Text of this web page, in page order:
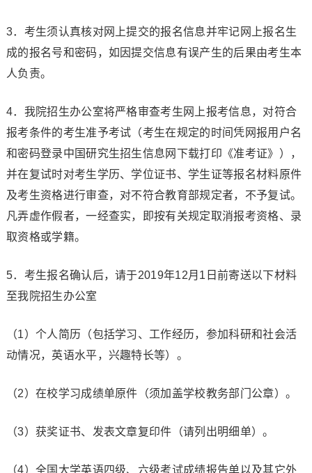
3．考生须认真核对网上提交的报名信息并牢记网上报名生
成的报名号和密码，如因提交信息有误产生的后果由考生本
人负责。
4．我院招生办公室将严格审查考生网上报考信息，对符合
报考条件的考生准予考试（考生在规定的时间凭网报用户名
和密码登录中国研究生招生信息网下载打印《准考证》），
并在复试时对考生学历、学位证书、学生证等报名材料原件
及考生资格进行审查，对不符合教育部规定者，不予复试。
凡弄虚作假者，一经查实，即按有关规定取消报考资格、录
取资格或学籍。
5．考生报名确认后，请于2019年12月1日前寄送以下材料
至我院招生办公室
（1）个人简历（包括学习、工作经历，参加科研和社会活
动情况，英语水平，兴趣特长等）。
（2）在校学习成绩单原件（须加盖学校教务部门公章）。
（3）获奖证书、发表文章复印件（请列出明细单）。
（4）全国大学英语四级、六级考试成绩报告单以及其它外